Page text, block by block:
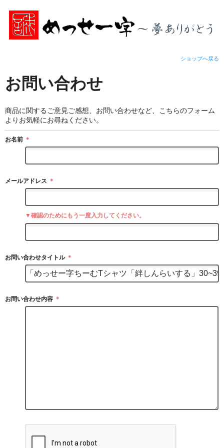
ショップへ戻る
お問い合わせ
商品に関するご意見ご感想、お問い合わせなど、こちらのフォーム
よりお気軽にお尋ねください。
お名前 ＊
メールアドレス ＊
▼確認のためにもう一度入力してください。
お問い合わせタイトル ＊
お問い合わせ内容 ＊